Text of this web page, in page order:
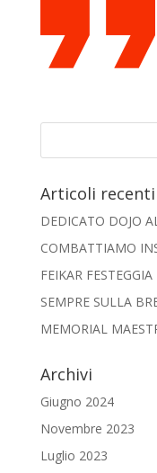
Articoli recenti
DEDICATO DOJO
COMBATTIAMO
FEIKAR
SEMPRE SULLA
MEMORIAL
Archivi
Giugno 2024
Novembre 2023
Luglio 2023